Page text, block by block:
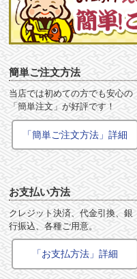
簡単ご注文方法
当店では初めての方でも安心の
「簡単注文」が好評です！
「簡単ご注文方法」詳細
お支払い方法
クレジット決済、代金引換、銀
行振込、各種ご用意。
「お支払方法」詳細